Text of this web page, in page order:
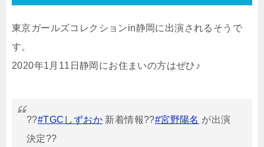
東京ガールズコレクションin静岡に出演されるそうで
す。
2020年1月11日静岡にお住まいの方はぜひ♪
??#TGCしずおか 新着情報??#宮野陽名 が出演
決定??